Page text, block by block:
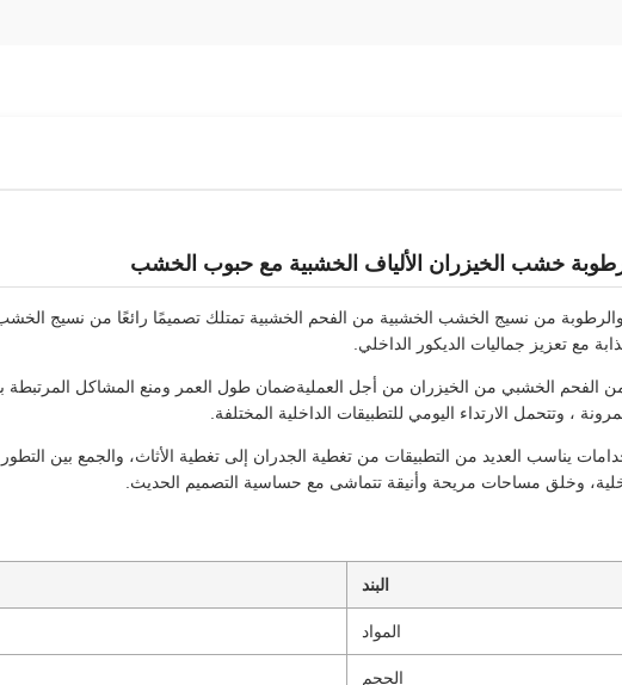
خشب الخيزران الألياف الخشبية مع حبوب الخشب
والرطوبة من نسيج الخشب الخشبية من الفحم الخشبية تمتلك تصميمًا رائعًا من
مع تعزيز جماليات الديكور الداخلي.
الفحم الخشبي من الخيزران من أجل العمليةضمان طول العمر ومنع المشاكل المرتبطة
، وتتحمل الارتداء اليومي للتطبيقات الداخلية المختلفة.
يناسب العديد من التطبيقات من تغطية الجدران إلى تغطية الأثاث، والجمع بين
وخلق مساحات مريحة وأنيقة تتماشى مع حساسية التصميم الحديث.
البند
المواد
الحجم